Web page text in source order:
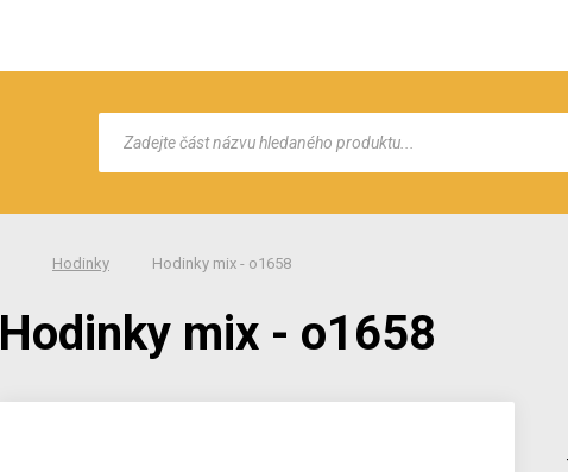
Hodinky Hodinky mix - o1658
Hodinky mix - o1658